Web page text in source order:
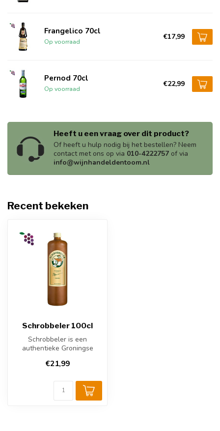
Frangelico 70cl
Op voorraad
€17,99
Pernod 70cl
Op voorraad
€22,99
Heeft u een vraag over dit product?
Of heeft u hulp nodig bij het bestellen? Neem
contact met ons op via 010-4222757 of via
info@wijnhandeldentoom.nl
Recent bekeken
Schrobbeler 100cl
Schrobbeler is een
authentieke Groningse
zijn rijke, kr...
€21,99